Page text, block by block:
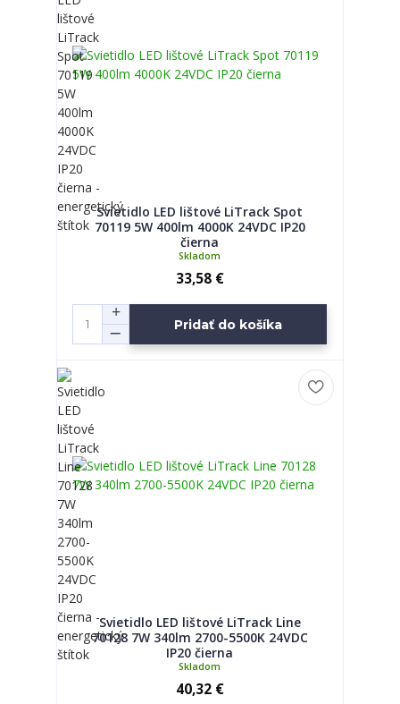
Svietidlo LED lištové LiTrack Spot
70119 5W 400lm 4000K 24VDC IP20
čierna
33,58 €
Skladom
Pridať do košíka
Svietidlo LED lištové LiTrack Line
70128 7W 340lm 2700-5500K 24VDC
IP20 čierna
40,32 €
Skladom